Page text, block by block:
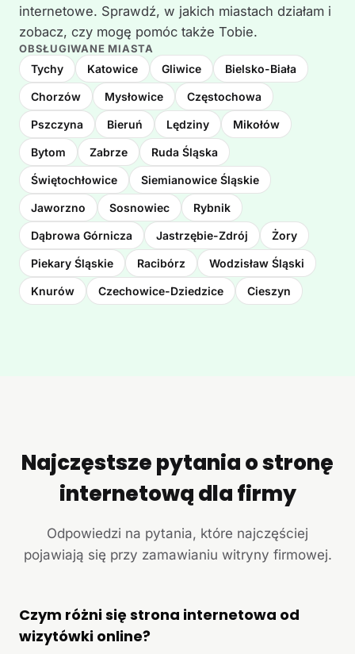
internetowe. Sprawdź, w jakich miastach działam i
zobacz, czy mogę pomóc także Tobie.
OBSŁUGIWANE MIASTA
Tychy Katowice Gliwice Bielsko-Biała
Chorzów Mysłowice Częstochowa
Pszczyna Bieruń Lędziny Mikołów
Bytom Zabrze Ruda Śląska
Świętochłowice Siemianowice Śląskie
Jaworzno Sosnowiec Rybnik
Dąbrowa Górnicza Jastrzębie-Zdrój Żory
Piekary Śląskie Racibórz Wodzisław Śląski
Knurów Czechowice-Dziedzice Cieszyn
Najczęstsze pytania o stronę
internetową dla firmy
Odpowiedzi na pytania, które najczęściej
pojawiają się przy zamawianiu witryny firmowej.
Czym różni się strona internetowa od
wizytówki online?